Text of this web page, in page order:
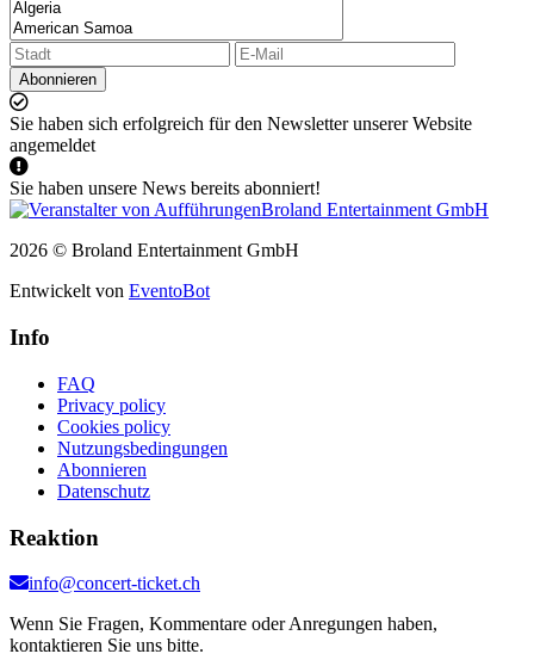
Abonnieren
Sie haben sich erfolgreich für den Newsletter unserer Website
angemeldet
Sie haben unsere News bereits abonniert!
2026 © Broland Entertainment GmbH
Entwickelt von EventoBot
Info
FAQ
Privacy policy
Cookies policy
Nutzungsbedingungen
Abonnieren
Datenschutz
Reaktion
info@concert-ticket.ch
Wenn Sie Fragen, Kommentare oder Anregungen haben,
kontaktieren Sie uns bitte.